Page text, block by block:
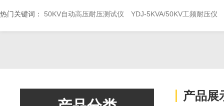
热门关键词： 50KV自动高压耐压测试仪 YDJ-5KVA/50KV工频耐压仪
产品展